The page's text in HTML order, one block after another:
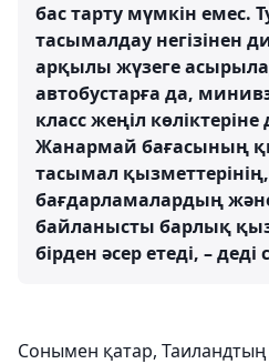
бас тарту мүмкін емес.
тасымалдау негізінен
арқылы жүзеге
автобустарға да,
класс жеңіл
Жанармай бағасының
тасымал
бағдарламалардың
байланысты барлық
бірден әсер етеді, –
Сонымен қатар,